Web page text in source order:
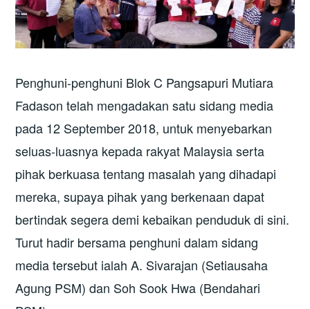
Penghuni-penghuni Blok C Pangsapuri Mutiara
Fadason telah mengadakan satu sidang media
pada 12 September 2018, untuk menyebarkan
seluas-luasnya kepada rakyat Malaysia serta
pihak berkuasa tentang masalah yang dihadapi
mereka, supaya pihak yang berkenaan dapat
bertindak segera demi kebaikan penduduk di sini.
Turut hadir bersama penghuni dalam sidang
media tersebut ialah A. Sivarajan (Setiausaha
Agung PSM) dan Soh Sook Hwa (Bendahari